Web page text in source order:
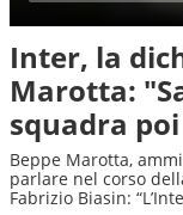
Inter, la
Marotta:
squadra
Beppe Marotta,
parlare nel corso
Fabrizio Biasin: